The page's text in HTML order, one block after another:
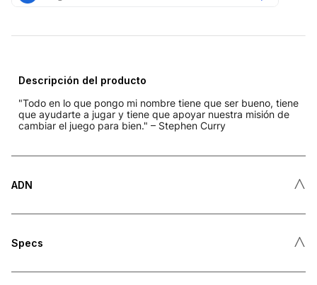
Descripción del producto
"Todo en lo que pongo mi nombre tiene que ser bueno, tiene
que ayudarte a jugar y tiene que apoyar nuestra misión de
cambiar el juego para bien." – Stephen Curry
ADN ˄
Specs ˄